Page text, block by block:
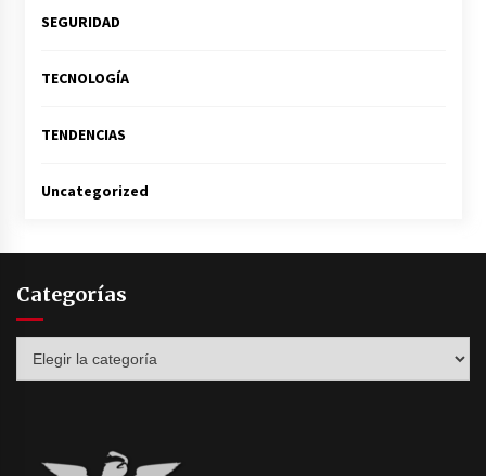
SEGURIDAD
TECNOLOGÍA
TENDENCIAS
Uncategorized
Categorías